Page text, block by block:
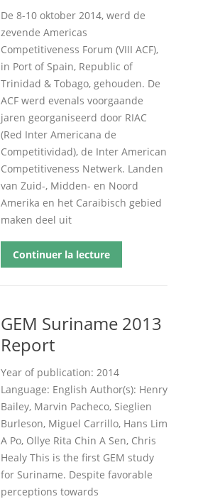
De 8-10 oktober 2014, werd de
zevende Americas
Competitiveness Forum (VIII ACF),
in Port of Spain, Republic of
Trinidad & Tobago, gehouden. De
ACF werd evenals voorgaande
jaren georganiseerd door RIAC
(Red Inter Americana de
Competitividad), de Inter American
Competitiveness Netwerk. Landen
van Zuid-, Midden- en Noord
Amerika en het Caraibisch gebied
maken deel uit
Continuer la lecture
GEM Suriname 2013
Report
Year of publication: 2014
Language: English Author(s): Henry
Bailey, Marvin Pacheco, Sieglien
Burleson, Miguel Carrillo, Hans Lim
A Po, Ollye Rita Chin A Sen, Chris
Healy This is the first GEM study
for Suriname. Despite favorable
perceptions towards